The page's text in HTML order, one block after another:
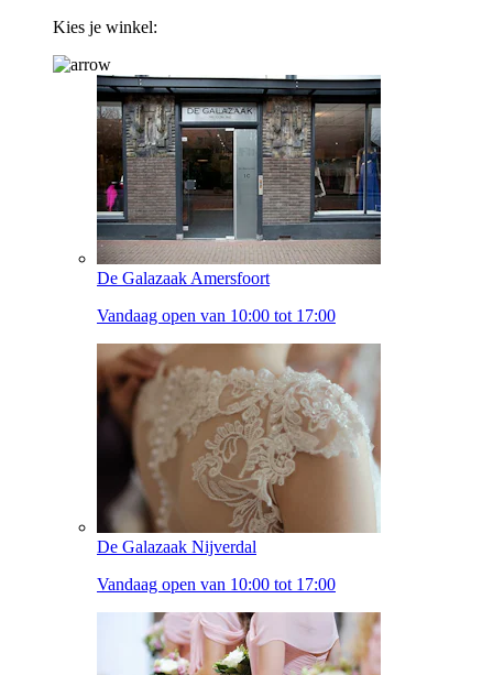
Kies je winkel:
De Galazaak Amersfoort
Vandaag open van 10:00 tot 17:00
De Galazaak Nijverdal
Vandaag open van 10:00 tot 17:00